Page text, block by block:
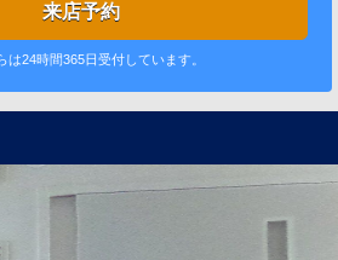
来店予約
は24時間365日受付しています。